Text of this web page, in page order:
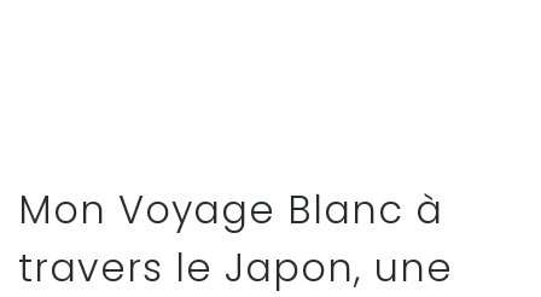
Mon Voyage Blanc à
travers le Japon, une